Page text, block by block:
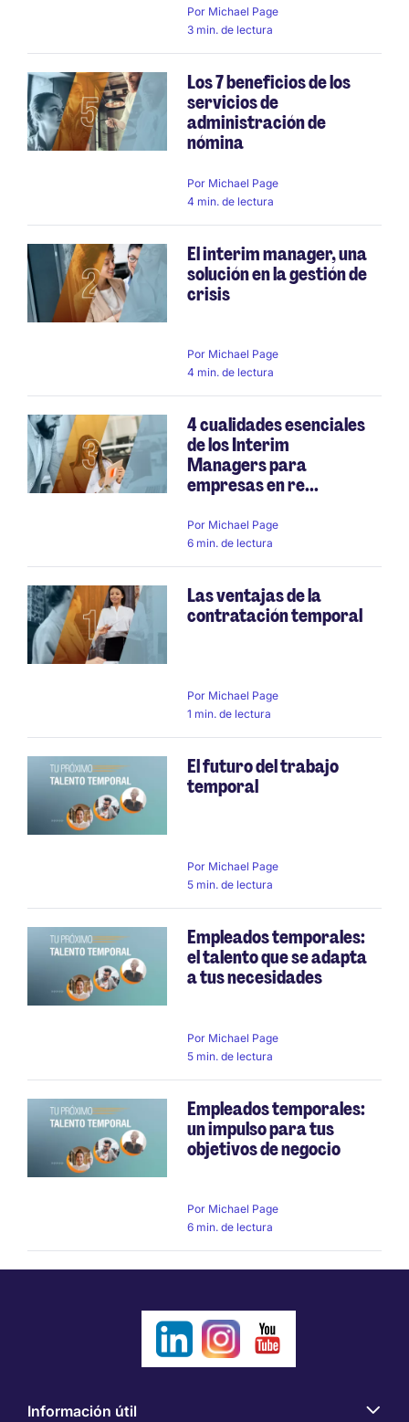
Por Michael Page
3 min. de lectura
Los 7 beneficios de los
servicios de
administración de
nómina
Por Michael Page
4 min. de lectura
El interim manager, una
solución en la gestión de
crisis
Por Michael Page
4 min. de lectura
4 cualidades esenciales
de los Interim
Managers para
empresas en re...
Por Michael Page
6 min. de lectura
Las ventajas de la
contratación temporal
Por Michael Page
1 min. de lectura
El futuro del trabajo
temporal
Por Michael Page
5 min. de lectura
Empleados temporales:
el talento que se adapta
a tus necesidades
Por Michael Page
5 min. de lectura
Empleados temporales:
un impulso para tus
objetivos de negocio
Por Michael Page
6 min. de lectura
Información útil